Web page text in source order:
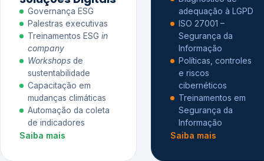
Governança ESG
Palestras executivas
Treinamentos ESG in
company
Workshops de
sustentabilidade
Capacitação em
mudanças climáticas
Automação da coleta
de indicadores
Saiba mais
adequação à LGPD
ISO 27001 –
Segurança da
Informação
Políticas, controles
e riscos
cibernéticos
Treinamentos em
Segurança da
Informação
Saiba mais